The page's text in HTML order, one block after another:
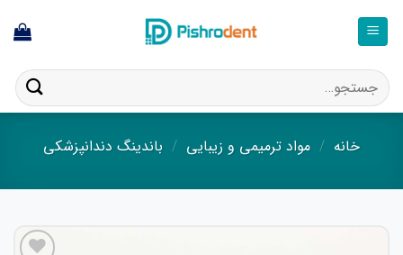
جستجو
برای:
خانه / مواد ترمیمی و زیبایی / باندینگ دندانپزشکی